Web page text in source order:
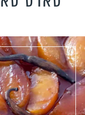
וקישים
טבעוניים
לילדים
את האורחים